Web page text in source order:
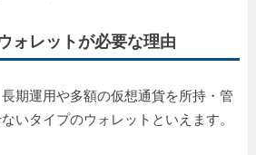
ォレットが必要な理由
期運用や多額の仮想通貨を所持・管
いタイプのウォレットといえます。